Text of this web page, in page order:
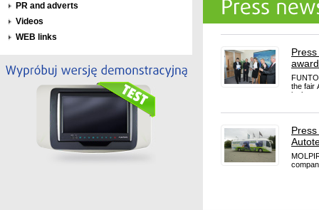
PR and adverts
Videos
WEB links
the fair
in the